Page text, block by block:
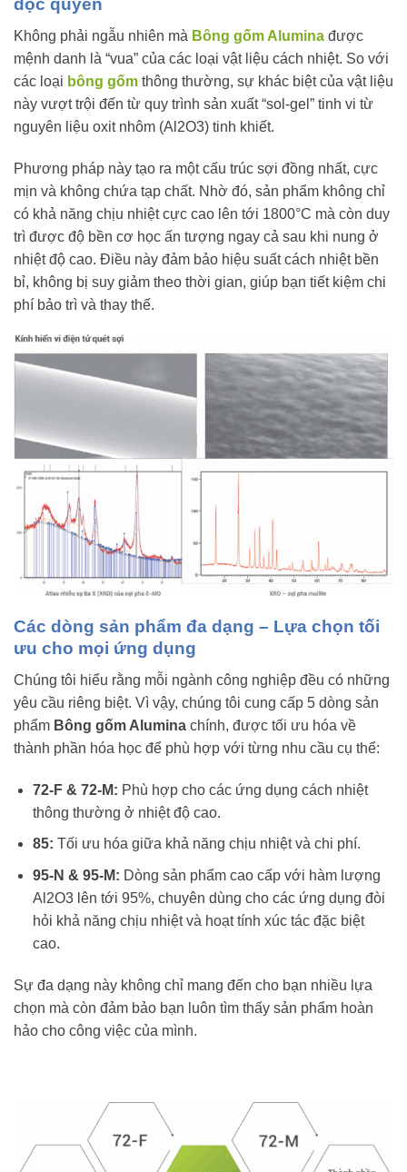
độc quyền
Không phải ngẫu nhiên mà Bông gốm Alumina được
mệnh danh là “vua” của các loại vật liệu cách nhiệt. So với
các loại bông gốm thông thường, sự khác biệt của vật liệu
này vượt trội đến từ quy trình sản xuất “sol-gel” tinh vi từ
nguyên liệu oxit nhôm (A 2O3) tinh khiết.
Phương pháp này tạo ra một cấu trúc sợi đồng nhất, cực
mịn và không chứa tạp chất. Nhờ đó, sản phẩm không chỉ
có khả năng chịu nhiệt cực cao lên tới 1800°C mà còn duy
trì được độ bền cơ học ấn tượng ngay cả sau khi nung ở
nhiệt độ cao. Điều này đảm bảo hiệu suất cách nhiệt bền
bỉ, không bị suy giảm theo thời gian, giúp bạn tiết kiệm chi
phí bảo trì và thay thế.
Các dòng sản phẩm đa dạng – Lựa chọn tối
ưu cho mọi ứng dụng
Chúng tôi hiểu rằng mỗi ngành công nghiệp đều có những
yêu cầu riêng biệt. Vì vậy, chúng tôi cung cấp 5 dòng sản
phẩm Bông gốm Alumina chính, được tối ưu hóa về
thành phần hóa học để phù hợp với từng nhu cầu cụ thể:
72-F & 72-M: Phù hợp cho các ứng dụng cách nhiệt
thông thường ở nhiệt độ cao.
85: Tối ưu hóa giữa khả năng chịu nhiệt và chi phí.
95-N & 95-M: Dòng sản phẩm cao cấp với hàm lượng
A 2O3lên tới 95%, chuyên dùng cho các ứng dụng đòi
hỏi khả năng chịu nhiệt và hoạt tính xúc tác đặc biệt
cao.
Sự đa dạng này không chỉ mang đến cho bạn nhiều lựa
chọn mà còn đảm bảo bạn luôn tìm thấy sản phẩm hoàn
hảo cho công việc của mình.